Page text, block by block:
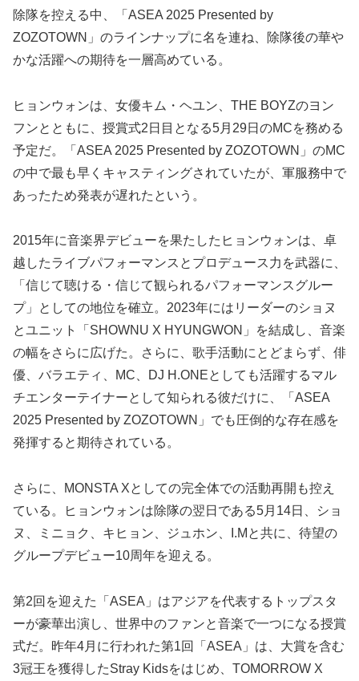
除隊を控える中、「ASEA 2025 Presented by
ZOZOTOWN」のラインナップに名を連ね、除隊後の華や
かな活躍への期待を一層高めている。
ヒョンウォンは、女優キム・ヘユン、THE BOYZのヨン
フンとともに、授賞式2日目となる5月29日のMCを務める
予定だ。「ASEA 2025 Presented by ZOZOTOWN」のMC
の中で最も早くキャスティングされていたが、軍服務中で
あったため発表が遅れたという。
2015年に音楽界デビューを果たしたヒョンウォンは、卓
越したライブパフォーマンスとプロデュース力を武器に、
「信じて聴ける・信じて観られるパフォーマンスグルー
プ」としての地位を確立。2023年にはリーダーのショヌ
とユニット「SHOWNU X HYUNGWON」を結成し、音楽
の幅をさらに広げた。さらに、歌手活動にとどまらず、俳
優、バラエティ、MC、DJ H.ONEとしても活躍するマル
チエンターテイナーとして知られる彼だけに、「ASEA
2025 Presented by ZOZOTOWN」でも圧倒的な存在感を
発揮すると期待されている。
さらに、MONSTA Xとしての完全体での活動再開も控え
ている。ヒョンウォンは除隊の翌日である5月14日、ショ
ヌ、ミニョク、キヒョン、ジュホン、I.Mと共に、待望の
グループデビュー10周年を迎える。
第2回を迎えた「ASEA」はアジアを代表するトップスタ
ーが豪華出演し、世界中のファンと音楽で一つになる授賞
式だ。昨年4月に行われた第1回「ASEA」は、大賞を含む
3冠王を獲得したStray Kidsをはじめ、TOMORROW X